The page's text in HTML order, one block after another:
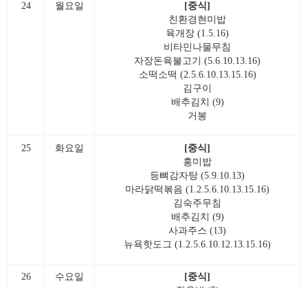
24 월요일
[중식]
친환경현미밥
육개장 (1.5.16)
비타민나물무침
자장돈육불고기 (5.6.10.13.16)
소떡소떡 (2.5.6.10.13.15.16)
김구이
배추김치 (9)
거봉
25 화요일
[중식]
홍미밥
등뼈감자탕 (5.9.10.13)
마라닭떡볶음 (1.2.5.6.10.13.15.16)
김숙주무침
배추김치 (9)
사과주스 (13)
뉴욕핫도그 (1.2.5.6.10.12.13.15.16)
26 수요일
[중식]